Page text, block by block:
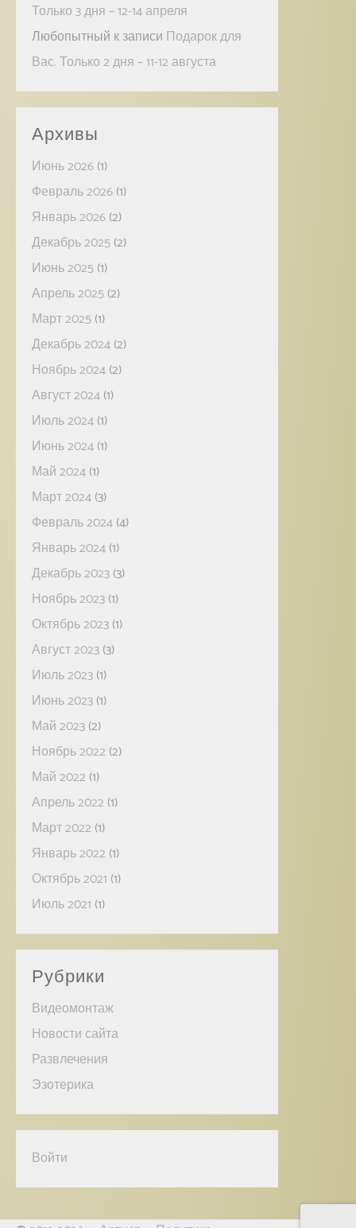
Только 3 дня – 12-14 апреля
Любопытный к записи Подарок для
Вас. Только 2 дня – 11-12 августа
Архивы
Июнь 2026(1)
Февраль 2026(1)
Январь 2026(2)
Декабрь 2025(2)
Июнь 2025(1)
Апрель 2025(2)
Март 2025(1)
Декабрь 2024(2)
Ноябрь 2024(2)
Август 2024(1)
Июль 2024(1)
Июнь 2024(1)
Май 2024(1)
Март 2024(3)
Февраль 2024(4)
Январь 2024(1)
Декабрь 2023(3)
Ноябрь 2023(1)
Октябрь 2023(1)
Август 2023(3)
Июль 2023(1)
Июнь 2023(1)
Май 2023(2)
Ноябрь 2022 (2)
Май 2022 (1)
Апрель 2022 (1)
Март 2022 (1)
Январь 2022 (1)
Октябрь 2021 (1)
Июль 2021 (1)
Рубрики
Видеомонтаж
Новости сайта
Развлечения
Эзотерика
Войти